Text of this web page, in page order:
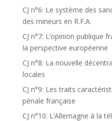
CJ n°6: Le système des
des mineurs en R.F.A.
CJ n°7: L’opinion publique
la perspective européenne
CJ n°8: La nouvelle
locales
CJ n°9: Les traits
pénale française
CJ n°10: L’Allemagne à la